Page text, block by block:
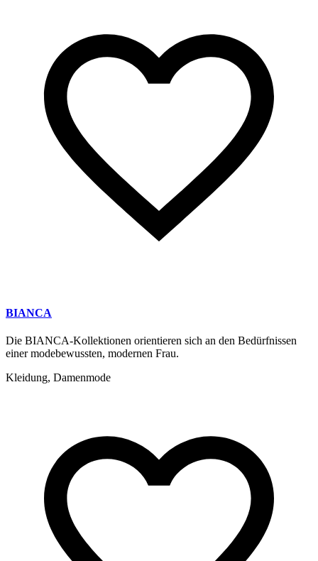
BIANCA
Die BIANCA-Kollektionen orientieren sich an den Bedürfnissen
einer modebewussten, modernen Frau.
Kleidung, Damenmode